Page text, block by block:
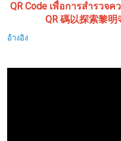
QR Code เพื่อการสำรวจ
QR 碼以探索黎明
อ้างอิง